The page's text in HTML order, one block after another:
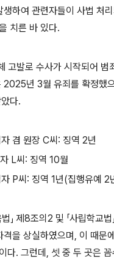
생하여 관련자들이 사법 처
치른 바 있다.
고발로 수사가 시작되어 범
2025년 3월 유죄를 확정했
다.
겸 원장 C씨 : 징역 2년
L씨 : 징역 10월
P씨 : 징역 1년(집행유예 2
」 제 8조의 2 및 「사립학교법 」
을 상실하였으며, 이 때문
다. 그런데 , 셋 중 두 곳은 꼼